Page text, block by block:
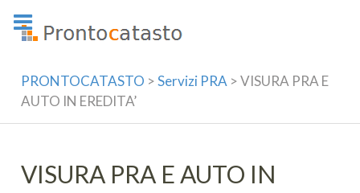
PRONTOCATASTO >Servizi PRA >VISURA PRA E
AUTO IN EREDITA’
VISURA PRA E AUTO IN